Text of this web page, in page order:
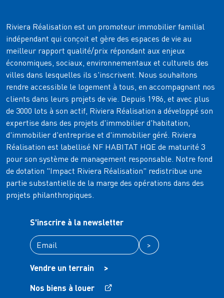
Riviera Réalisation est un promoteur immobilier familial
indépendant qui conçoit et gère des espaces de vie au
meilleur rapport qualité/prix répondant aux enjeux
économiques, sociaux, environnementaux et culturels des
villes dans lesquelles ils s'inscrivent. Nous souhaitons
rendre accessible le logement à tous, en accompagnant nos
clients dans leurs projets de vie. Depuis 1986, et avec plus
de 3000 lots à son actif, Riviera Réalisation a développé son
expertise dans des projets d'immobilier d'habitation,
d'immobilier d'entreprise et d'immobilier géré. Riviera
Réalisation est labellisé NF HABITAT HQE de maturité 3
pour son système de management responsable. Notre fond
de dotation "Impact Riviera Réalisation" redistribue une
partie substantielle de la marge des opérations dans des
projets philanthropiques.
S'inscrire à la newsletter
>
Vendre un terrain
>
Nos biens à louer